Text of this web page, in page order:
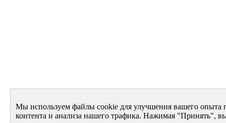
Мы используем файлы cookie для улучшения вашего опыта
контента и анализа нашего трафика. Нажимая "Принять",